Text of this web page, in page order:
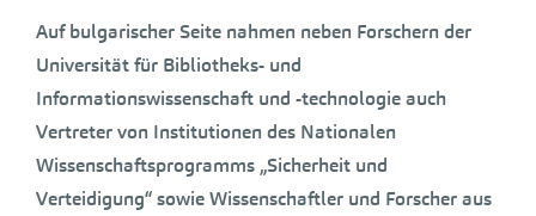
Auf bulgarischer Seite nahmen neben Forschern der
Universität für Bibliotheks- und
Informationswissenschaft und -technologie auch
Vertreter von Institutionen des Nationalen
Wissenschaftsprogramms „Sicherheit und
Verteidigung“ sowie Wissenschaftler und Forscher aus